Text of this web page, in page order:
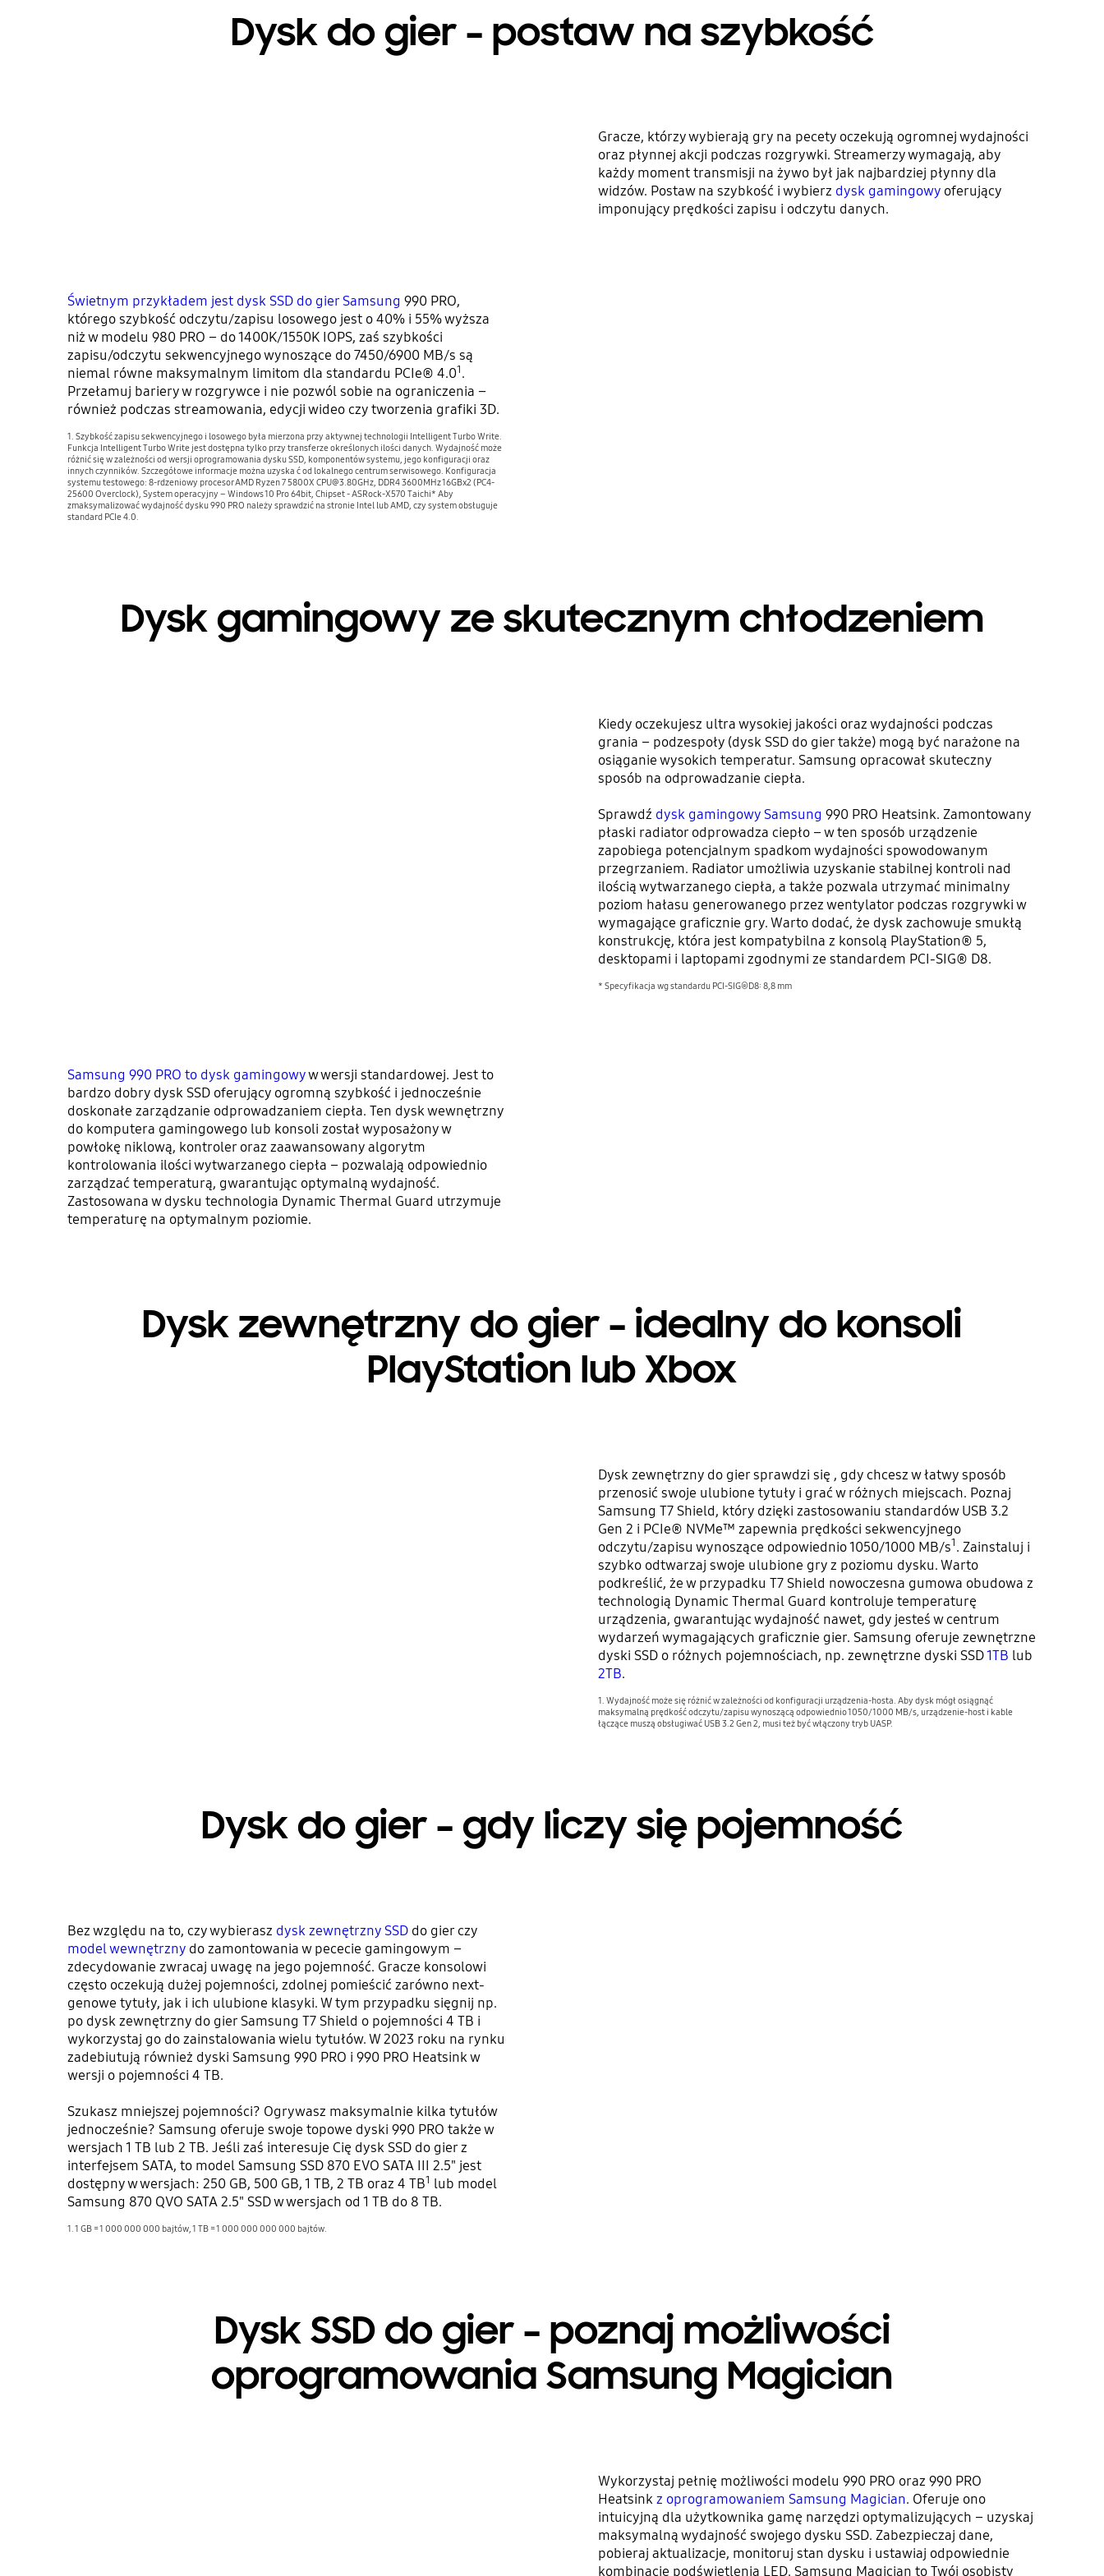
Dysk do gier – postaw na szybkość
Gracze, którzy wybierają gry na pecety oczekują ogromnej wydajności
oraz płynnej akcji podczas rozgrywki. Streamerzy wymagają, aby
każdy moment transmisji na żywo był jak najbardziej płynny dla
widzów. Postaw na szybkość i wybierz dysk gamingowy oferujący
imponujący prędkości zapisu i odczytu danych.
Świetnym przykładem jest dysk SSD do gier Samsung 990 PRO,
którego szybkość odczytu/zapisu losowego jest o 40% i 55% wyższa
niż w modelu 980 PRO – do 1400K/1550K IOPS, zaś szybkości
zapisu/odczytu sekwencyjnego wynoszące do 7450/6900 MB/s są
niemal równe maksymalnym limitom dla standardu PCIe® 4.01 .
Przełamuj bariery w rozgrywce i nie pozwól sobie na ograniczenia –
również podczas streamowania, edycji wideo czy tworzenia grafiki 3D.
1. Szybkość zapisu sekwencyjnego i losowego była mierzona przy aktywnej technologii Intelligent Turbo Write.
Funkcja Intelligent Turbo Write jest dostępna tylko przy transferze określonych ilości danych. Wydajność może
różnić się w zależności od wersji oprogramowania dysku SSD, komponentów systemu, jego konfiguracji oraz
innych czynników. Szczegółowe informacje można uzyska ć od lokalnego centrum serwisowego. Konfiguracja
systemu testowego: 8-rdzeniowy procesor AMD Ryzen 7 5800X CPU@3.80GHz, DDR4 3600MHz 16GBx2 (PC4-
25600 Overclock), System operacyjny – Windows 10 Pro 64bit, Chipset - ASRock-X570 Taichi* Aby
zmaksymalizować wydajność dysku 990 PRO należy sprawdzić na stronie Intel lub AMD, czy system obsługuje
standard PCIe 4.0.
Dysk gamingowy ze skutecznym chłodzeniem
Kiedy oczekujesz ultra wysokiej jakości oraz wydajności podczas
grania – podzespoły (dysk SSD do gier także) mogą być narażone na
osiąganie wysokich temperatur. Samsung opracował skuteczny
sposób na odprowadzanie ciepła.
Sprawdź dysk gamingowy Samsung 990 PRO Heatsink. Zamontowany
płaski radiator odprowadza ciepło – w ten sposób urządzenie
zapobiega potencjalnym spadkom wydajności spowodowanym
przegrzaniem. Radiator umożliwia uzyskanie stabilnej kontroli nad
ilością wytwarzanego ciepła, a także pozwala utrzymać minimalny
poziom hałasu generowanego przez wentylator podczas rozgrywki w
wymagające graficznie gry. Warto dodać, że dysk zachowuje smukłą
konstrukcję, która jest kompatybilna z konsolą PlayStation® 5,
desktopami i laptopami zgodnymi ze standardem PCI-SIG® D8.
* Specyfikacja wg standardu PCI-SIG®D8: 8,8 mm
Samsung 990 PRO to dysk gamingowyw wersji standardowej. Jest to
bardzo dobry dysk SSD oferujący ogromną szybkość i jednocześnie
doskonałe zarządzanie odprowadzaniem ciepła. Ten dysk wewnętrzny
do komputera gamingowego lub konsoli został wyposażony w
powłokę niklową, kontroler oraz zaawansowany algorytm
kontrolowania ilości wytwarzanego ciepła – pozwalają odpowiednio
zarządzać temperaturą, gwarantując optymalną wydajność.
Zastosowana w dysku technologia Dynamic Thermal Guard utrzymuje
temperaturę na optymalnym poziomie.
Dysk zewnętrzny do gier – idealny do konsoli
PlayStation lub Xbox
Dysk zewnętrzny do gier sprawdzi się , gdy chcesz w łatwy sposób
przenosić swoje ulubione tytuły i grać w różnych miejscach. Poznaj
Samsung T7 Shield, który dzięki zastosowaniu standardów USB 3.2
Gen 2 i PCIe® NVMe™ zapewnia prędkości sekwencyjnego
odczytu/zapisu wynoszące odpowiednio 1050/1000 MB/s1 . Zainstaluj i
szybko odtwarzaj swoje ulubione gry z poziomu dysku. Warto
podkreślić, że w przypadku T7 Shield nowoczesna gumowa obudowa z
technologią Dynamic Thermal Guard kontroluje temperaturę
urządzenia, gwarantując wydajność nawet, gdy jesteś w centrum
wydarzeń wymagających graficznie gier. Samsung oferuje zewnętrzne
dyski SSD o różnych pojemnościach, np. zewnętrzne dyski SSD1TB lub
2TB.
1. Wydajność może się różnić w zależności od konfiguracji urządzenia-hosta. Aby dysk mógł osiągnąć
maksymalną prędkość odczytu/zapisu wynoszącą odpowiednio 1050/1000 MB/s, urządzenie-host i kable
łączące muszą obsługiwać USB 3.2 Gen 2, musi też być włączony tryb UASP.
Dysk do gier – gdy liczy się pojemność
Bez względu na to, czy wybierasz dysk zewnętrzny SSD do gier czy
model wewnętrzny do zamontowania w pececie gamingowym –
zdecydowanie zwracaj uwagę na jego pojemność. Gracze konsolowi
często oczekują dużej pojemności, zdolnej pomieścić zarówno next-
genowe tytuły, jak i ich ulubione klasyki. W tym przypadku sięgnij np.
po dysk zewnętrzny do gier Samsung T7 Shield o pojemności 4 TB i
wykorzystaj go do zainstalowania wielu tytułów. W 2023 roku na rynku
zadebiutują również dyski Samsung 990 PRO i 990 PRO Heatsink w
wersji o pojemności 4 TB.
Szukasz mniejszej pojemności? Ogrywasz maksymalnie kilka tytułów
jednocześnie? Samsung oferuje swoje topowe dyski 990 PRO także w
wersjach 1 TB lub 2 TB. Jeśli zaś interesuje Cię dysk SSD do gier z
interfejsem SATA, to model Samsung SSD 870 EVO SATA III 2.5" jest
dostępny w wersjach: 250 GB, 500 GB, 1 TB, 2 TB oraz 4 TB1 lub model
Samsung 870 QVO SATA 2.5" SSD w wersjach od 1 TB do 8 TB.
1. 1 GB = 1 000 000 000 bajtów, 1 TB = 1 000 000 000 000 bajtów.
Dysk SSD do gier – poznaj możliwości
oprogramowania Samsung Magician
Wykorzystaj pełnię możliwości modelu 990 PRO oraz 990 PRO
Heatsinkz oprogramowaniem Samsung Magician. Oferuje ono
intuicyjną dla użytkownika gamę narzędzi optymalizujących – uzyskaj
maksymalną wydajność swojego dysku SSD. Zabezpieczaj dane,
pobieraj aktualizacje, monitoruj stan dysku i ustawiaj odpowiednie
kombinacje podświetlenia LED. Samsung Magician to Twój osobisty